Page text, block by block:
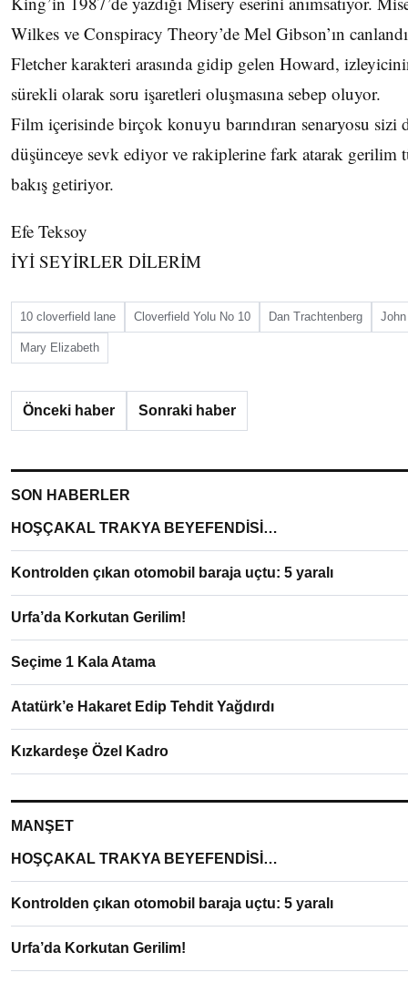
Wilkes ve Conspiracy Theory’de Mel Gibson’ın
Fletcher karakteri arasında gidip gelen Howard,
sürekli olarak soru işaretleri oluşmasına sebep oluyor.
Film içerisinde birçok konuyu barındıran senaryosu sizi
düşünceye sevk ediyor ve rakiplerine fark atarak gerilim
bakış getiriyor.
Efe Teksoy
İYİ SEYİRLER DİLERİM
10 cloverfield lane Cloverfield Yolu No 10 Dan Trachtenberg
Mary Elizabeth
Önceki haber Sonraki haber
SON HABERLER
HOŞÇAKAL TRAKYA BEYEFENDİSİ…
Kontrolden çıkan otomobil baraja uçtu: 5 yaralı
Urfa’da Korkutan Gerilim!
Seçime 1 Kala Atama
Atatürk’e Hakaret Edip Tehdit Yağdırdı
Kızkardeşe Özel Kadro
MANŞET
HOŞÇAKAL TRAKYA BEYEFENDİSİ…
Kontrolden çıkan otomobil baraja uçtu: 5 yaralı
Urfa’da Korkutan Gerilim!